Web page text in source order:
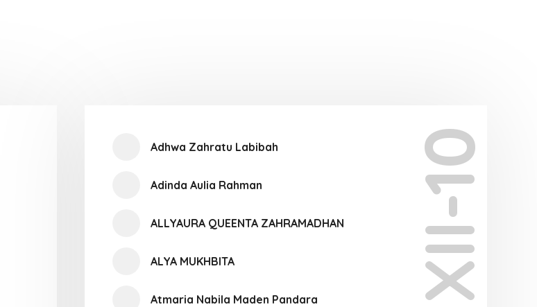
XII-10
Adhwa Zahratu Labibah
Adinda Aulia Rahman
ALLYAURA QUEENTA ZAHRAMADHAN
ALYA MUKHBITA
Atmaria Nabila Maden Pandara